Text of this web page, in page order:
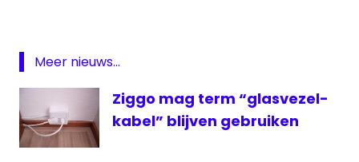
Zender
maand
Meer nieuws...
Ziggo mag term “glasvezel-
kabel” blijven gebruiken